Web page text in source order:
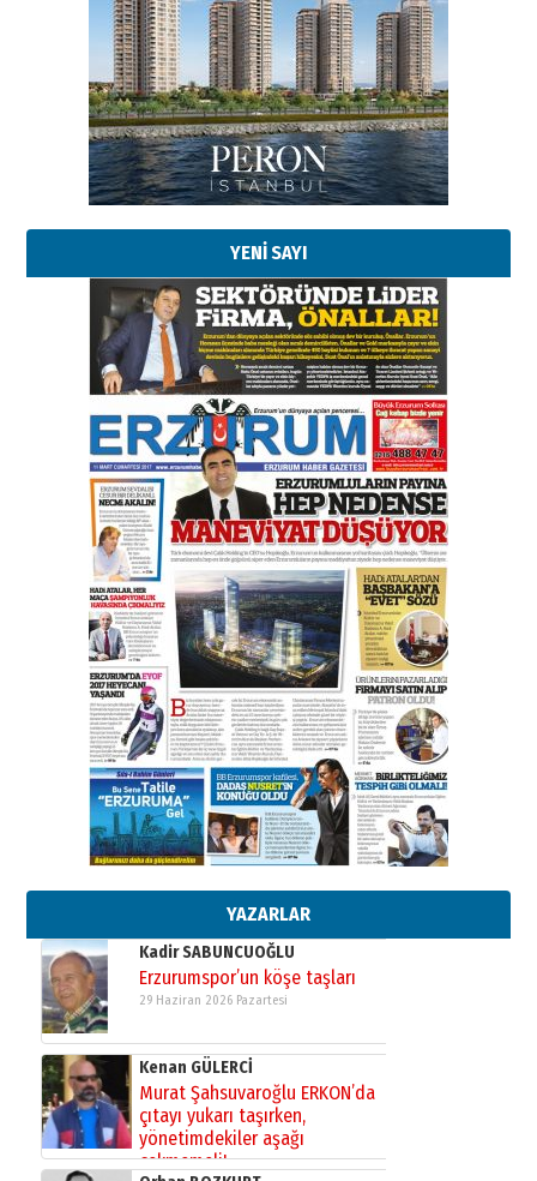
YENİ SAYI
YAZARLAR
Esat BİNDESEN
Başkan Sekmen’den Erzurum’a
bir vizyon proje daha!
02 Ağustos 2026 Pazar
Kadir SABUNCUOĞLU
Erzurumspor’un köşe taşları
29 Haziran 2026 Pazartesi
Kenan GÜLERCİ
Murat Şahsuvaroğlu ERKON’da
çıtayı yukarı taşırken,
yönetimdekiler aşağı
çekmemeli!
17 Şubat 2026 SalıOrhan BOZKURT
Bir fotoğraf, bir şehir, bir
gazeteci… Dizginler kimin
elinde?
31 Mart 2026 Salı
A. Berhan Yılmaz
BİR BÖLÜM DEĞİL, BİR ÖMÜR
SEÇİYORSUNUZ… “NEDEN
ATATÜRK ÜNİVERSİTESİ?”
28 Temmuz 2026 Salı
Ahmet Gökhan YAZICI
Ahmed Yesevi’den bir Alperen…
”Reisimiz” idi… Hakka yürüdü.!
26 Mart 2026 Perşembe
Cem Bakırcı
Ardında bıraktığı hatıralarıyla
gönül adamı Faruk Terzioğlu!
13 Mayıs 2026 Çarşamba
Esat BİNDESEN
Başkan Sekmen’den Erzurum’a
bir vizyon proje daha!
02 Ağustos 2026 Pazar
Kadir SABUNCUOĞLU
Erzurumspor’un köşe taşları
29 Haziran 2026 Pazartesi
Kenan GÜLERCİ
Murat Şahsuvaroğlu ERKON’da
çıtayı yukarı taşırken,
yönetimdekiler aşağı
çekmemeli!